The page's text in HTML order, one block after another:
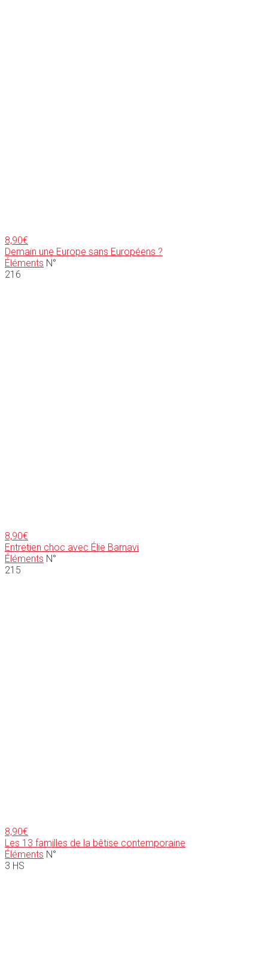
8,90€
Demain une Europe sans Européens ?
Éléments N°
216
8,90€
Entretien choc avec Élie Barnavi
Éléments N°
215
8,90€
Les 13 familles de la bêtise contemporaine
Éléments N°
3 HS